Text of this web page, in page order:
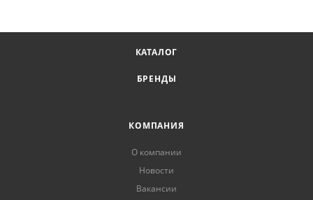
КАТАЛОГ
БРЕНДЫ
КОМПАНИЯ
О компании
Новости
Вакансии